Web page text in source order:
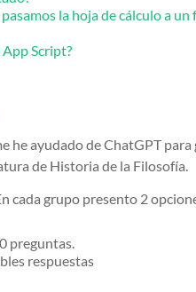
la hoja de cálculo a
Script?
he ayudado de ChatGPT
de Historia de la Filosofía.
cada grupo presento 2
preguntas.
respuestas